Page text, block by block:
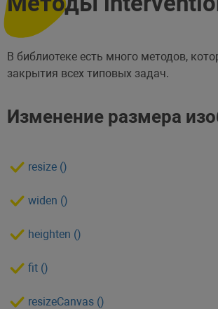
В библиотеке есть много методов,
закрытия всех типовых задач.
Изменение размера
resize ()
widen ()
heighten ()
fit ()
resizeCanvas ()